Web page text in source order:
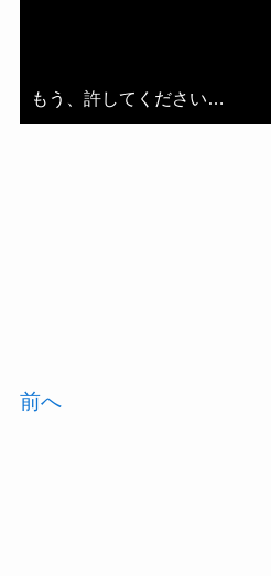
もう、許してください…
前へ